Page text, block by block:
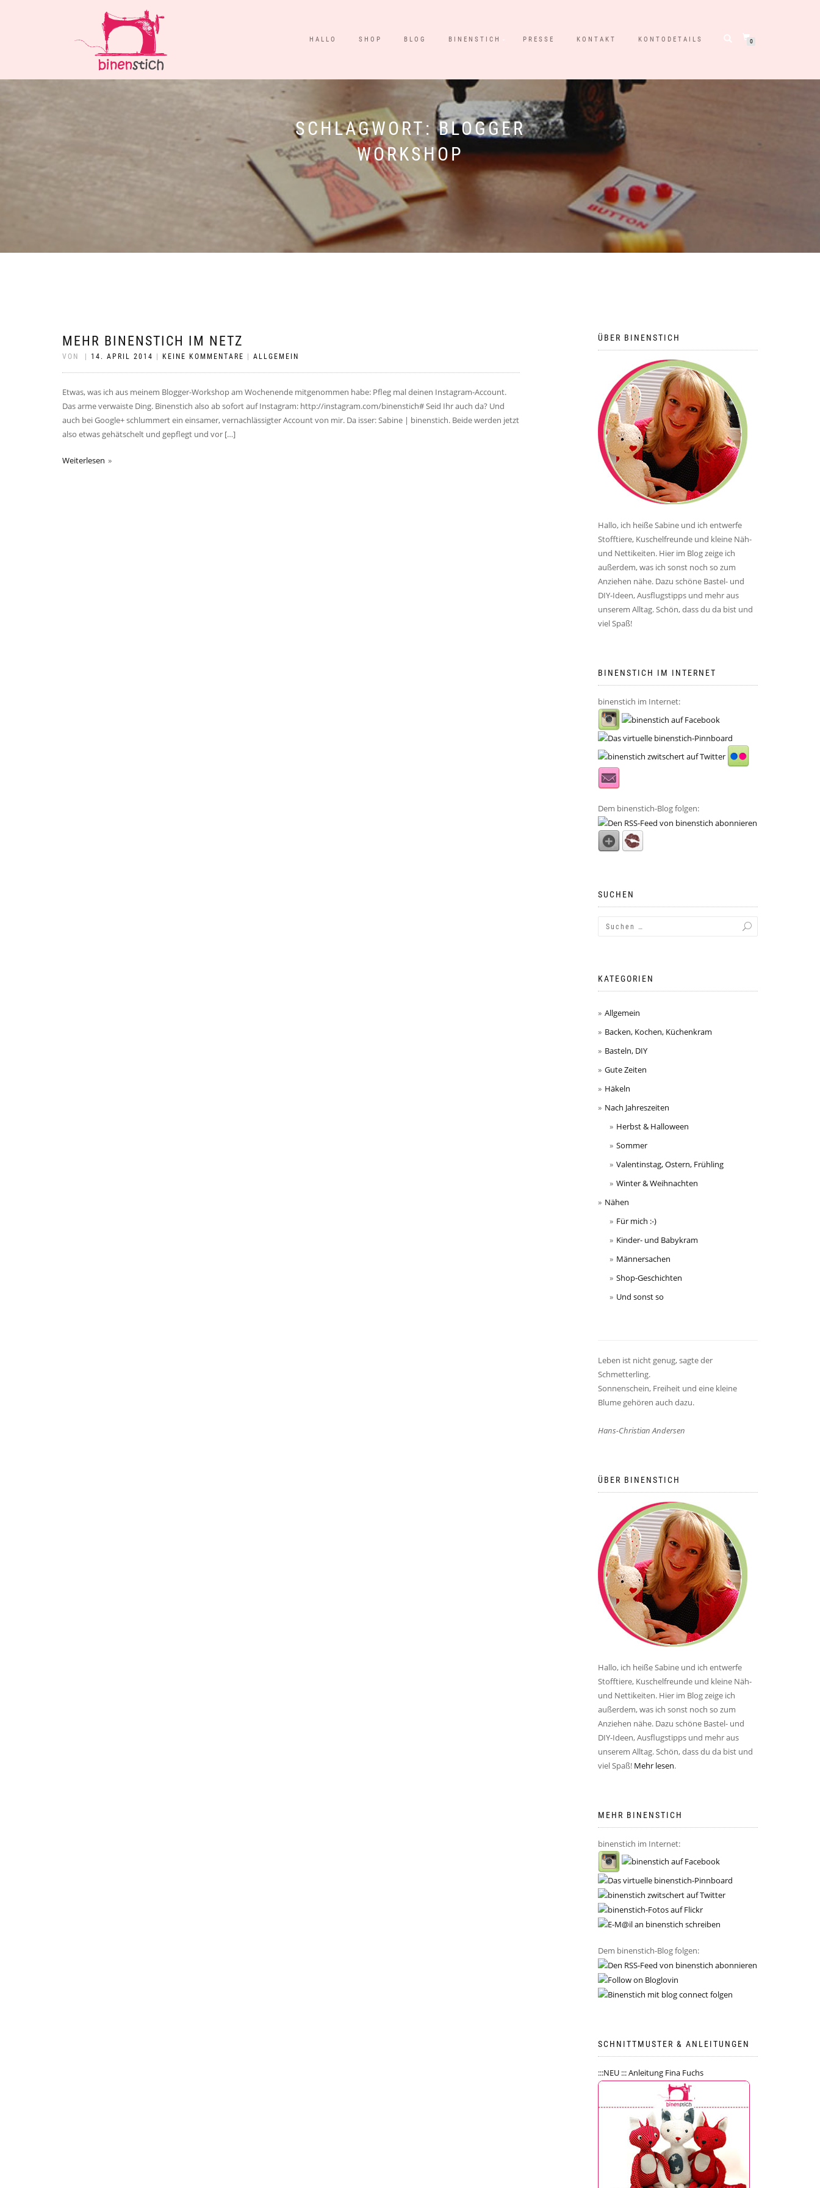
HALLO SHOP BLOG BINENSTICH PRESSE KONTAKT KONTODETAILS 0
SCHLAGWORT:BLOGGER
WORKSHOP
MEHR BINENSTICH IM NETZ
VON 14. APRIL 2014 KEINE KOMMENTARE ALLGEMEIN
Etwas, was ich aus meinem Blogger-Workshop am Wochenende mitgenommen habe: Pfleg mal deinen Instagram-Account.
Das arme verwaiste Ding. Binenstich also ab sofort auf Instagram: http://instagram.com/binenstich# Seid Ihr auch da? Und
auch bei Google+ schlummert ein einsamer, vernachlässigter Account von mir. Da isser: Sabine | binenstich. Beide werden jetzt
also etwas gehätschelt und gepflegt und vor […]
Weiterlesen
ÜBER BINENSTICH
Hallo, ich heiße Sabine und ich entwerfe
Stofftiere, Kuschelfreunde und kleine Näh-
und Nettikeiten. Hier im Blog zeige ich
außerdem, was ich sonst noch so zum
Anziehen nähe. Dazu schöne Bastel- und
DIY-Ideen, Ausflugstipps und mehr aus
unserem Alltag. Schön, dass du da bist und
viel Spaß!
BINENSTICH IM INTERNET
binenstich im Internet:
Dem binenstich-Blog folgen:
SUCHEN
KATEGORIEN
Allgemein
Backen, Kochen, Küchenkram
Basteln, DIY
Gute Zeiten
Häkeln
Nach Jahreszeiten
Herbst & Halloween
Sommer
Valentinstag, Ostern, Frühling
Winter & Weihnachten
Nähen
Für mich :-)
Kinder- und Babykram
Männersachen
Shop-Geschichten
Und sonst so
Leben ist nicht genug, sagte der
Schmetterling.
Sonnenschein, Freiheit und eine kleine
Blume gehören auch dazu.
Hans-Christian Andersen
ÜBER BINENSTICH
Hallo, ich heiße Sabine und ich entwerfe
Stofftiere, Kuschelfreunde und kleine Näh-
und Nettikeiten. Hier im Blog zeige ich
außerdem, was ich sonst noch so zum
Anziehen nähe. Dazu schöne Bastel- und
DIY-Ideen, Ausflugstipps und mehr aus
unserem Alltag. Schön, dass du da bist und
viel Spaß! Mehr lesen.
MEHR BINENSTICH
binenstich im Internet:
Dem binenstich-Blog folgen:
SCHNITTMUSTER & ANLEITUNGEN
:::NEU ::: Anleitung Fina Fuchs